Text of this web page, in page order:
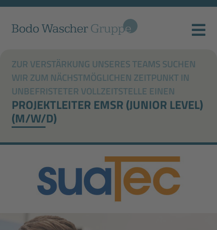
ZUR VERSTÄRKUNG UNSERES TEAMS SUCHEN
WIR ZUM NÄCHSTMÖGLICHEN ZEITPUNKT IN
UNBEFRISTETER VOLLZEITSTELLE EINEN
PROJEKTLEITER EMSR (JUNIOR LEVEL)
(M/W/D)